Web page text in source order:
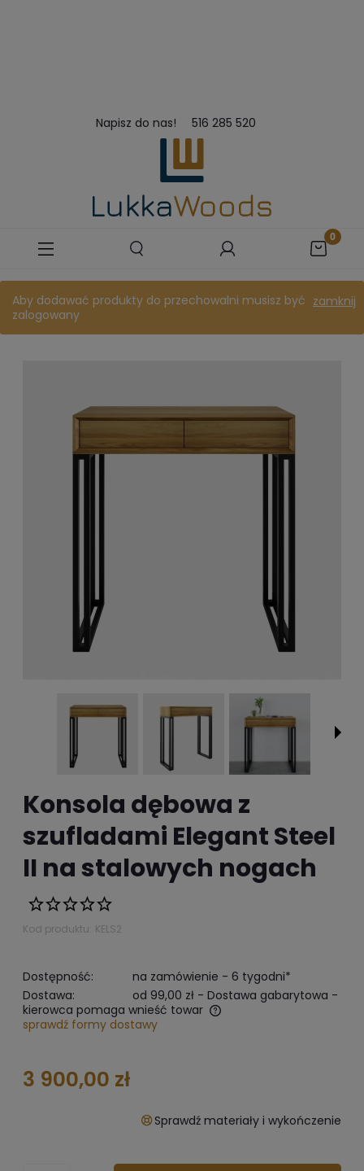
Napisz do nas! 516 285 520
zamknij
Aby dodawać produkty do przechowalni musisz być
zalogowany
Konsola dębowa z
szufladami Elegant Steel
II na stalowych nogach
Kod produktu: KELS2
Dostępność:
na zamówienie - 6 tygodni*
Dostawa:
od 99,00 zł - Dostawa gabarytowa -
kierowca pomaga wnieść towar
The does not include any possible payment costs
sprawdź formy dostawy
3 900,00 zł
Sprawdź materiały i wykończenie